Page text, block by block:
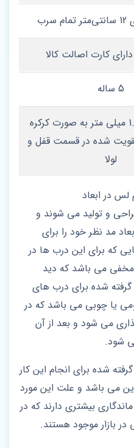
دارای کارت اصالت کالا
5 ساله
ورق فولادی 1.25 میلی‌ متر به‌ صورت کرکره‌
شده در قسمت قفل و
لولا
در ابعاد
متر طراحی و تولید می شوند و
مد نظر خود را برای
که برای این درب ها در
می باشد که دید
شده برای درب‌ های
یا چوبی می باشد که در
می‌ شود و بعد از آن
شود.
شده برای انجام این کار
می باشد و علت این مورد
بیشتری دارند که در
بازار موجود هستند.